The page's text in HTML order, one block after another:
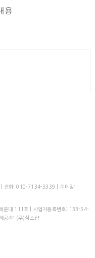
용
| 전화: 010-7134-3339 | 이메일:
운대 111호 | 사업자등록번호: 133-54-
공자: (주)식스샵